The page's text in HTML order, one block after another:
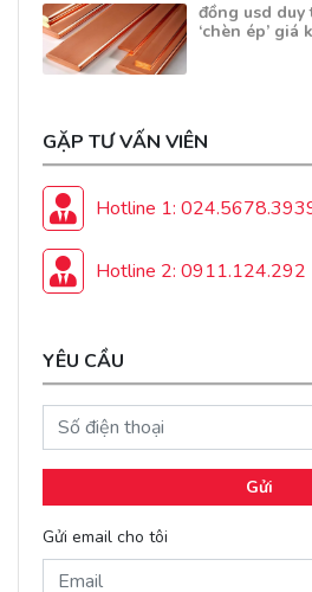
đồng usd
‘chèn ép’ giá
GẶP TƯ VẤN VIÊN
Hotline 1:
Hotline 2: 0911.124.292
YÊU CẦU
Gửi
Gửi email cho tôi